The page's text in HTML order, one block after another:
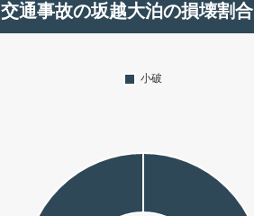
交通事故の坂越大泊の損壊割合